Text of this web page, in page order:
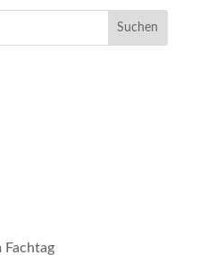
Fachtag